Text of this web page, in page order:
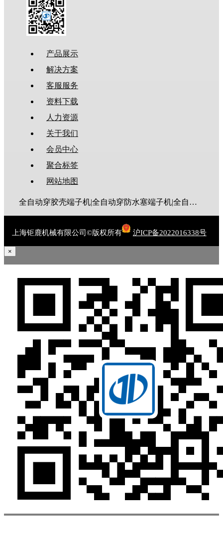
产品展示
解决方案
客服服务
资料下载
人力资源
关于我们
会员中心
聚合标签
网站地图
全自动穿胶壳端子机|全自动穿防水塞端子机|全自动穿热缩管端子机|全自动穿护套端子机|全自动穿号码管端子机|全自动端子机|全自动穿防水栓端子机|端子压着机|端子压接机|静音端子机|多芯线端子机|护套线端子机|全自动排线端子机|新能源大平方压接机|电脑剥线机|自动剥线机|裁线机|剥线机
上海钜鹿机械有限公司©版权所有 沪ICP备2022016338号
×